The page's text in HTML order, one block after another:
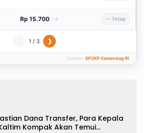
Rp 15.700 / lt — Tetap
1 / 3 ❯
Sumber: SP2KP Kemendag RI
Dana Transfer, Para Kepala
Kompak Akan Temui